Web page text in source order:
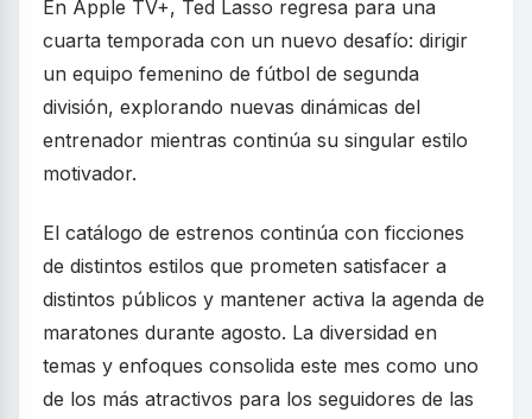
En Apple TV+, Ted Lasso regresa para una
cuarta temporada con un nuevo desafío: dirigir
un equipo femenino de fútbol de segunda
división, explorando nuevas dinámicas del
entrenador mientras continúa su singular estilo
motivador.
El catálogo de estrenos continúa con ficciones
de distintos estilos que prometen satisfacer a
distintos públicos y mantener activa la agenda de
maratones durante agosto. La diversidad en
temas y enfoques consolida este mes como uno
de los más atractivos para los seguidores de las